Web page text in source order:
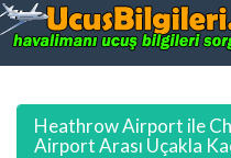
Heathrow Airport ile
Airport Arası Uçakla